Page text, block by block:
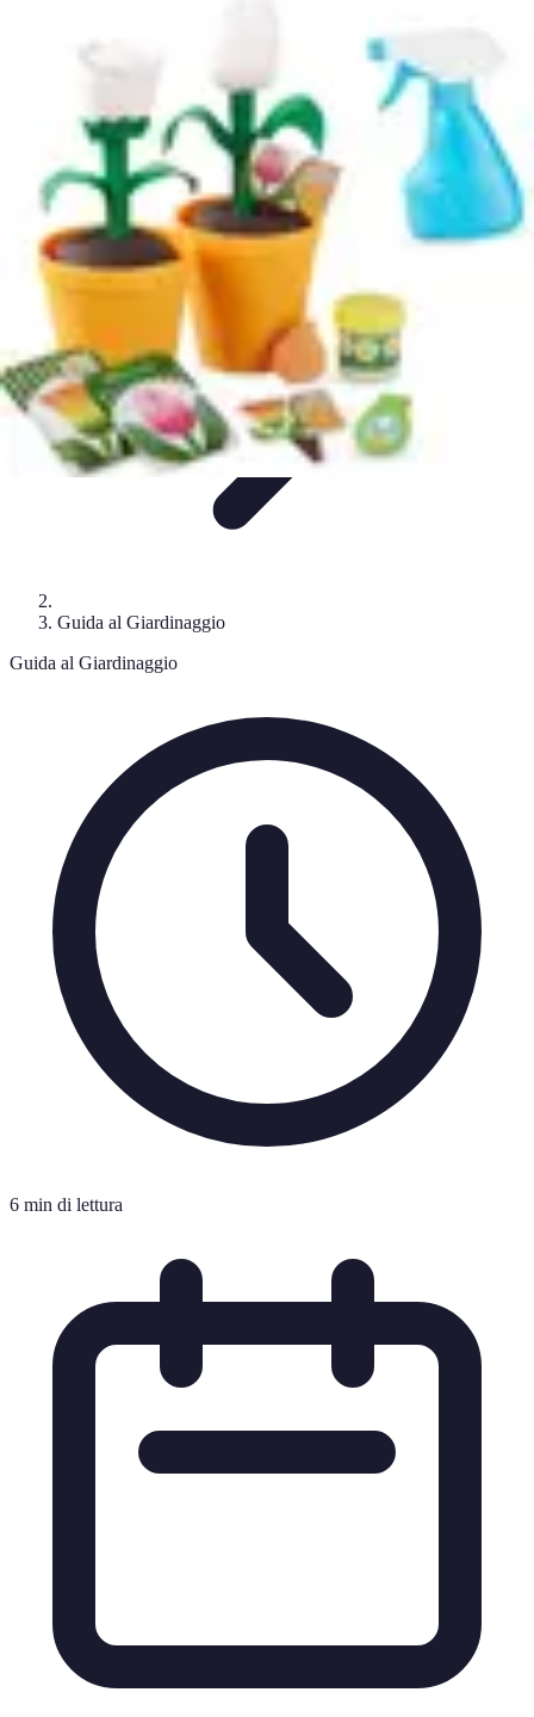
Giardinaggio Sostenibile
Giardinaggio AromaticoGiardinaggio per
Principianti
Amo Giardinare
Guida al Giardinaggio
Guida al Giardinaggio
6 min di lettura